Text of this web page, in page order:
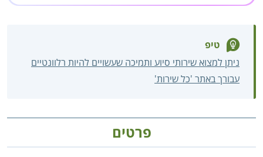
טיפ
ניתן למצוא שירותי סיוע ותמיכה שעשויים להיות רלוונטיים
עבורך באתר 'כל שירות'
פרטים